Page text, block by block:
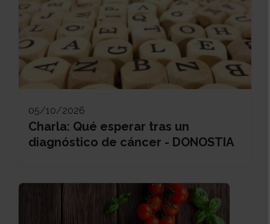
05/10/2026
Charla: Qué esperar tras un
diagnóstico de cáncer - DONOSTIA